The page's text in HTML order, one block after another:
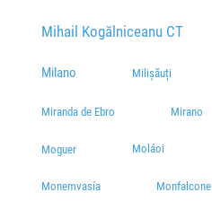
Mihail Kogălniceanu CT
Milano Milișăuți
Miranda de Ebro Mirano
Moguer Moláoi
Monemvasía Monfalcone